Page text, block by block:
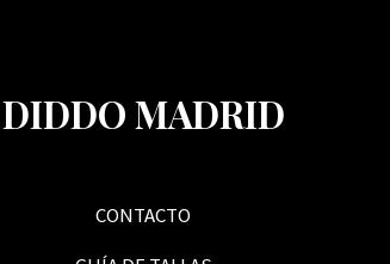
DIDDO MADRID
CONTACTO